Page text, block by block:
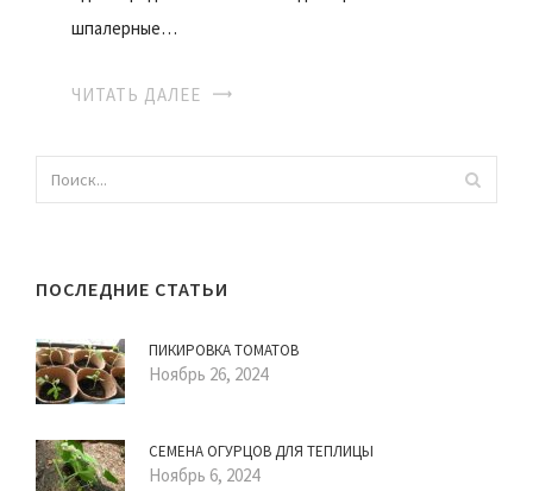
шпалерные…
ЧИТАТЬ ДАЛЕЕ
ПОСЛЕДНИЕ СТАТЬИ
ПИКИРОВКА ТОМАТОВ
Ноябрь 26, 2024
СЕМЕНА ОГУРЦОВ ДЛЯ ТЕПЛИЦЫ
Ноябрь 6, 2024